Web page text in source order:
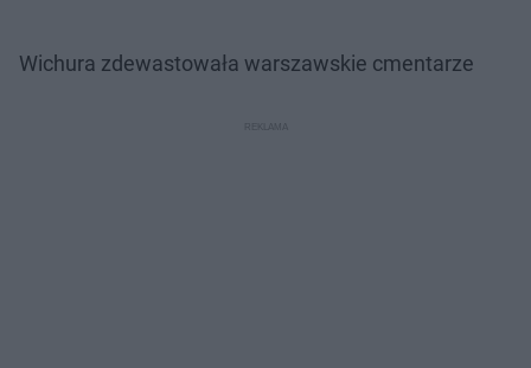
Wichura zdewastowała warszawskie cmentarze